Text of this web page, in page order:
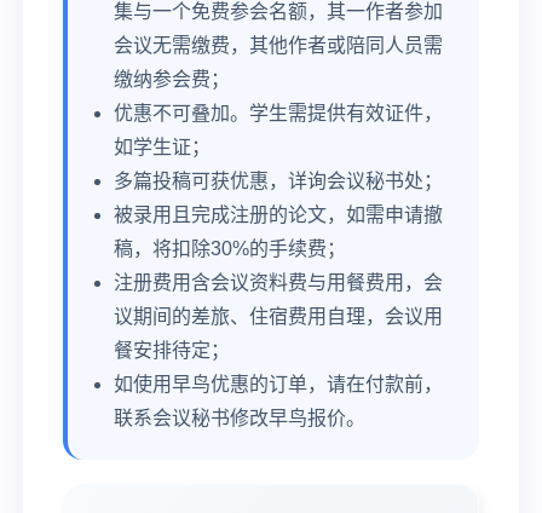
集与一个免费参会名额，其一作者参加
会议无需缴费，其他作者或陪同人员需
缴纳参会费；
优惠不可叠加。学生需提供有效证件，
如学生证；
多篇投稿可获优惠，详询会议秘书处；
被录用且完成注册的论文，如需申请撤
稿，将扣除30%的手续费；
注册费用含会议资料费与用餐费用，会
议期间的差旅、住宿费用自理，会议用
餐安排待定；
如使用早鸟优惠的订单，请在付款前，
联系会议秘书修改早鸟报价。